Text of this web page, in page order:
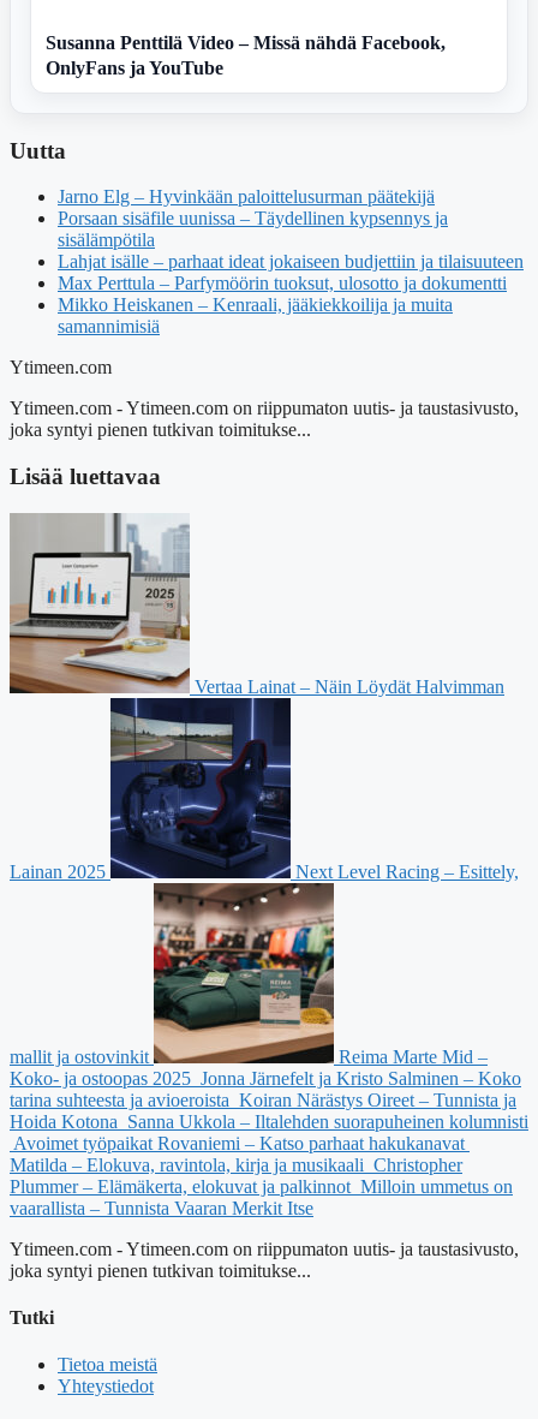
Susanna Penttilä Video – Missä nähdä Facebook,
OnlyFans ja YouTube
Uutta
Jarno Elg – Hyvinkään paloittelusurman päätekijä
Porsaan sisäfile uunissa – Täydellinen kypsennys ja
sisälämpötila
Lahjat isälle – parhaat ideat jokaiseen budjettiin ja tilaisuuteen
Max Perttula – Parfymöörin tuoksut, ulosotto ja dokumentti
Mikko Heiskanen – Kenraali, jääkiekkoilija ja muita
samannimisiä
Ytimeen.com
Ytimeen.com - Ytimeen.com on riippumaton uutis- ja taustasivusto,
joka syntyi pienen tutkivan toimitukse...
Lisää luettavaa
Vertaa Lainat – Näin Löydät Halvimman
Lainan 2025 Next Level Racing – Esittely,
mallit ja ostovinkit
Reima Marte Mid –
Koko- ja ostoopas 2025 Jonna Järnefelt ja Kristo Salminen – Koko
tarina suhteesta ja avioeroista Koiran Närästys Oireet – Tunnista ja
Hoida Kotona Sanna Ukkola – Iltalehden suorapuheinen kolumnisti
Avoimet työpaikat Rovaniemi – Katso parhaat hakukanavat
Matilda – Elokuva, ravintola, kirja ja musikaali Christopher
Plummer – Elämäkerta, elokuvat ja palkinnot Milloin ummetus on
vaarallista – Tunnista Vaaran Merkit Itse
Ytimeen.com - Ytimeen.com on riippumaton uutis- ja taustasivusto,
joka syntyi pienen tutkivan toimitukse...
Tutki
Tietoa meistä
Yhteystiedot